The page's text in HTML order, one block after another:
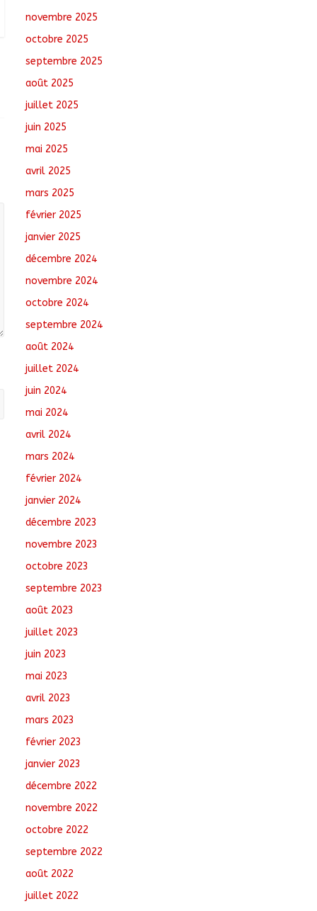
novembre 2025
octobre 2025
septembre 2025
août 2025
juillet 2025
juin 2025
mai 2025
avril 2025
mars 2025
février 2025
janvier 2025
décembre 2024
novembre 2024
octobre 2024
septembre 2024
août 2024
juillet 2024
juin 2024
mai 2024
avril 2024
mars 2024
février 2024
janvier 2024
décembre 2023
novembre 2023
octobre 2023
septembre 2023
août 2023
juillet 2023
juin 2023
mai 2023
avril 2023
mars 2023
février 2023
janvier 2023
décembre 2022
novembre 2022
octobre 2022
septembre 2022
août 2022
juillet 2022